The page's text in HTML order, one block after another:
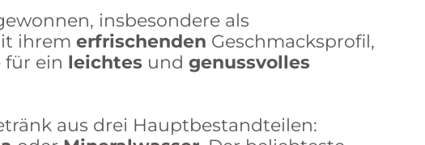
insbesondere als
ihrem erfrischenden Geschmacksprofil,
für ein leichtes und genussvolles
aus drei Hauptbestandteilen: